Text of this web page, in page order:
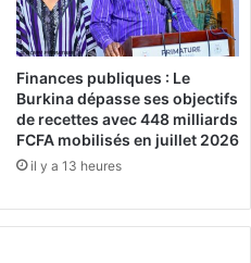
Finances publiques : Le
Burkina dépasse ses objectifs
de recettes avec 448 milliards
FCFA mobilisés en juillet 2026
il y a 13 heures